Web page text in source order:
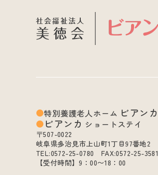
特別養護老人ホーム ビアンカ
ビアンカ ショートステイ
〒507-0022
岐阜県多治見市上山町1丁目97番地2
TEL:0572-25-0780 FAX:0572-25-3581
【受付時間】9：00〜18：00